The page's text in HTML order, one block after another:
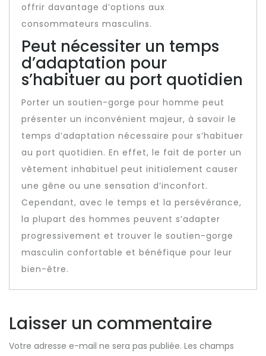
offrir davantage d’options aux
consommateurs masculins.
Peut nécessiter un temps
d’adaptation pour
s’habituer au port quotidien
Porter un soutien-gorge pour homme peut
présenter un inconvénient majeur, à savoir le
temps d’adaptation nécessaire pour s’habituer
au port quotidien. En effet, le fait de porter un
vêtement inhabituel peut initialement causer
une gêne ou une sensation d’inconfort.
Cependant, avec le temps et la persévérance,
la plupart des hommes peuvent s’adapter
progressivement et trouver le soutien-gorge
masculin confortable et bénéfique pour leur
bien-être.
Laisser un commentaire
Votre adresse e-mail ne sera pas publiée. Les champs